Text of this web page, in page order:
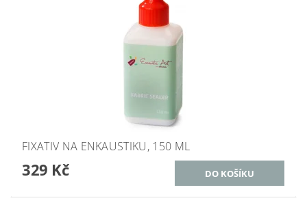
FIXATIV NA ENKAUSTIKU, 150 ML
329 Kč